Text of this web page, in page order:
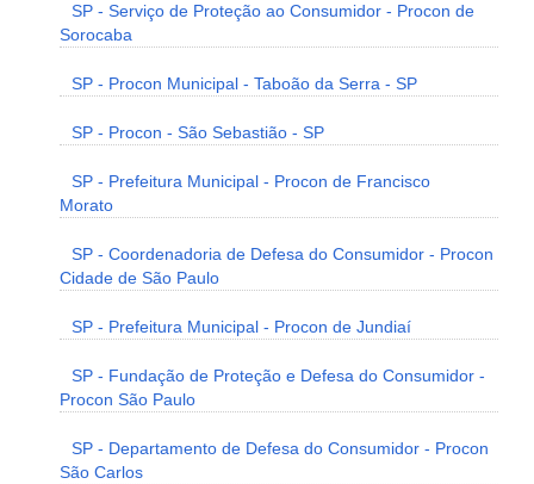
SP - Serviço de Proteção ao Consumidor - Procon de
Sorocaba
SP - Procon Municipal - Taboão da Serra - SP
SP - Procon - São Sebastião - SP
SP - Prefeitura Municipal - Procon de Francisco
Morato
SP - Coordenadoria de Defesa do Consumidor - Procon
Cidade de São Paulo
SP - Prefeitura Municipal - Procon de Jundiaí
SP - Fundação de Proteção e Defesa do Consumidor -
Procon São Paulo
SP - Departamento de Defesa do Consumidor - Procon
São Carlos